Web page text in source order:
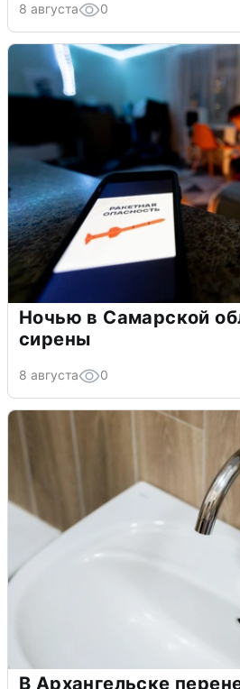
8 августа 0
Ночью в Самарской
сирены
8 августа 0
В Архангельске